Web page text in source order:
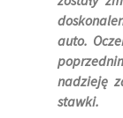
auto.
nadzieję
stawki.